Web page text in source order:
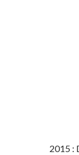
2015 :